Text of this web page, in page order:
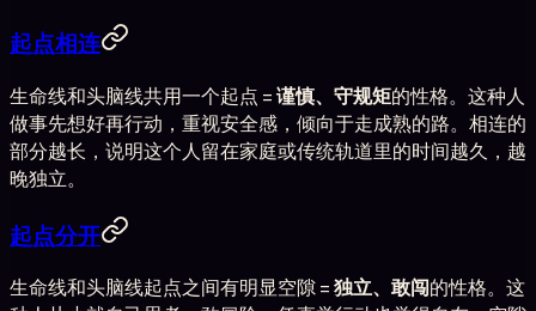
起点相连
生命线和头脑线共用一个起点 =谨慎、守规矩的性格。这种人
做事先想好再行动，重视安全感，倾向于走成熟的路。相连的
部分越长，说明这个人留在家庭或传统轨道里的时间越久，越
晚独立。
起点分开
生命线和头脑线起点之间有明显空隙 =独立、敢闯的性格。这